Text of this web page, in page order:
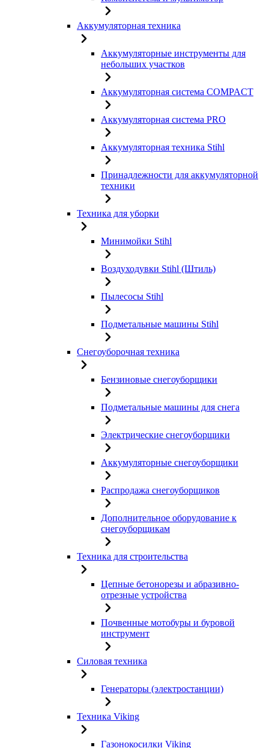
Аккумуляторная техника
Аккумуляторные инструменты для
небольших участков
Аккумуляторная система COMPACT
Аккумуляторная система PRO
Аккумуляторная техника Stihl
Принадлежности для аккумуляторной
техники
Техника для уборки
Минимойки Stihl
Воздуходувки Stihl (Штиль)
Пылесосы Stihl
Подметальные машины Stihl
Снегоуборочная техника
Бензиновые снегоуборщики
Подметальные машины для снега
Электрические снегоуборщики
Аккумуляторные снегоуборщики
Распродажа снегоуборщиков
Дополнительное оборудование к
снегоуборщикам
Техника для строительства
Цепные бетонорезы и абразивно-
отрезные устройства
Почвенные мотобуры и буровой
инструмент
Силовая техника
Генераторы (электростанции)
Техника Viking
Газонокосилки Viking